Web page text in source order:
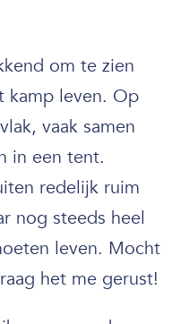
om te zien
kamp leven. Op
vaak samen
in een tent.
redelijk ruim
nog steeds heel
leven. Mocht
het me gerust!